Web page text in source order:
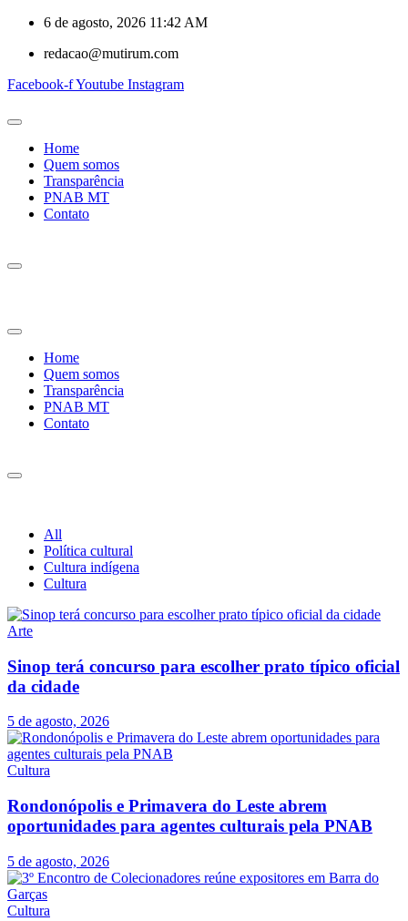
6 de agosto, 2026 11:42 AM
redacao@mutirum.com
Facebook-fYoutube Instagram
Home
Quem somos
Transparência
PNAB MT
Contato
Home
Quem somos
Transparência
PNAB MT
Contato
All
Política cultural
Cultura indígena
Cultura
Arte
Sinop terá concurso para escolher prato típico oficial
da cidade
5 de agosto, 2026
Cultura
Rondonópolis e Primavera do Leste abrem
oportunidades para agentes culturais pela PNAB
5 de agosto, 2026
Cultura